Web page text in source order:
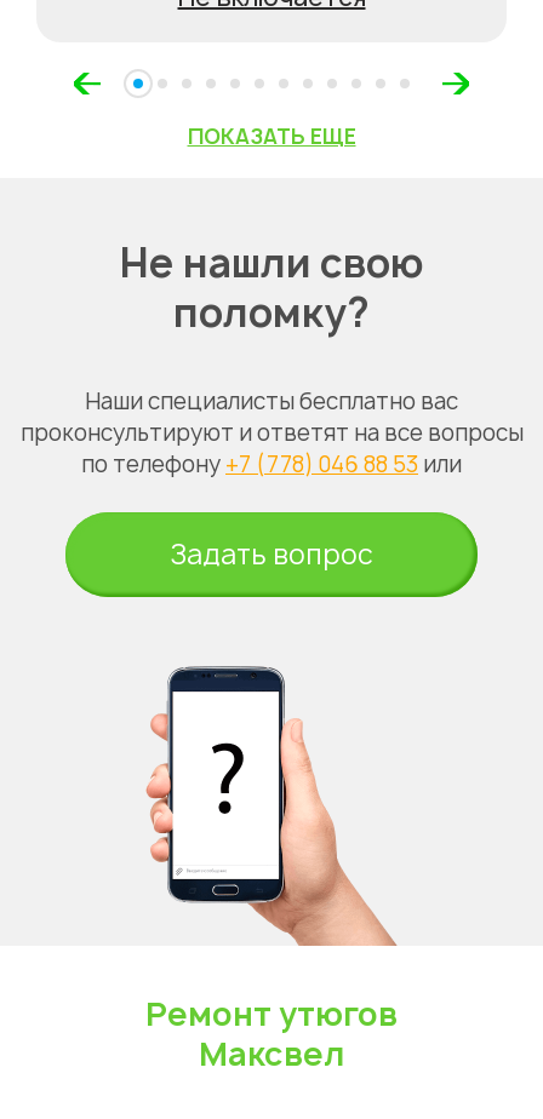
ПОКАЗАТЬ ЕЩЕ
Не нашли свою
поломку?
Наши специалисты бесплатно вас
проконсультируют и ответят на все вопросы
по телефону +7 (778) 046 88 53 или
Задать вопрос
Ремонт утюгов
Максвел